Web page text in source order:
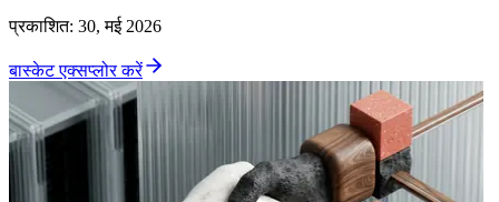
प्रकाशित: 30, मई 2026
बास्केट एक्सप्लोर करें